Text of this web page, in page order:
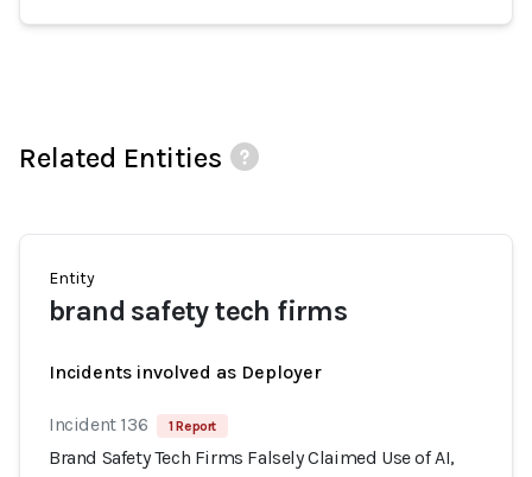
Related Entities
Entity
brand safety tech firms
Incidents involved as Deployer
Incident 136 1 Report
Brand Safety Tech Firms Falsely Claimed Use of AI,